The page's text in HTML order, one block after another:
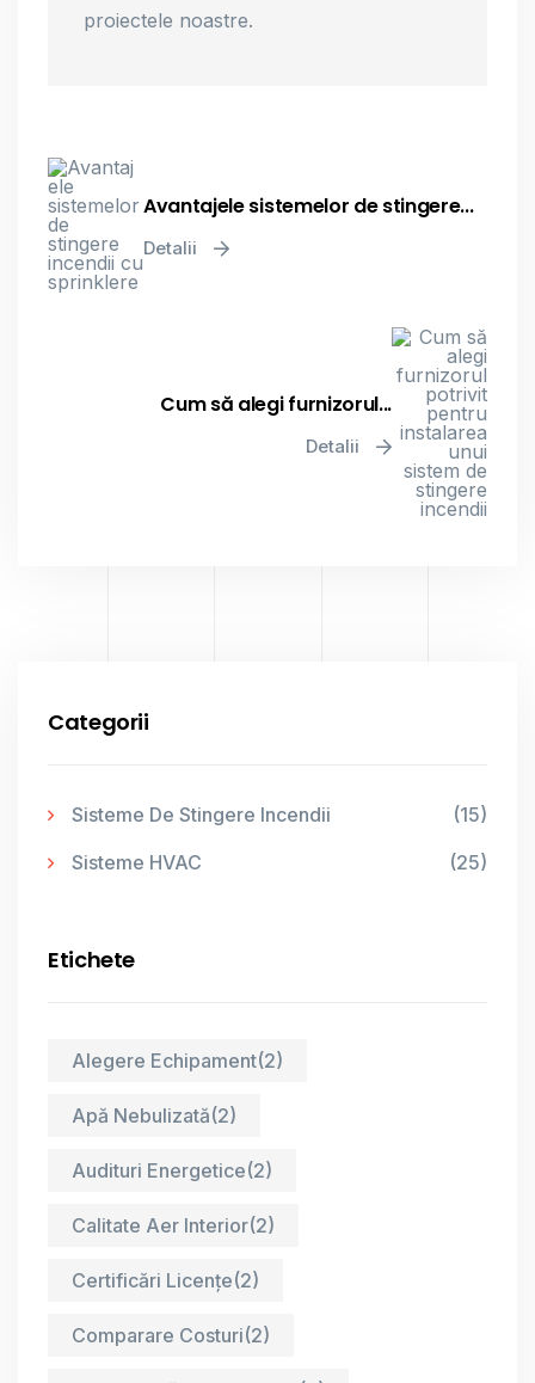
proiectele noastre.
Avantajele sistemelor de stingere...
Detalii
Cum să alegi furnizorul...
Detalii
Categorii
Sisteme De Stingere Incendii (15)
Sisteme HVAC (25)
Etichete
Alegere Echipament(2)
Apă Nebulizată(2)
Audituri Energetice(2)
Calitate Aer Interior(2)
Certificări Licențe(2)
Comparare Costuri(2)